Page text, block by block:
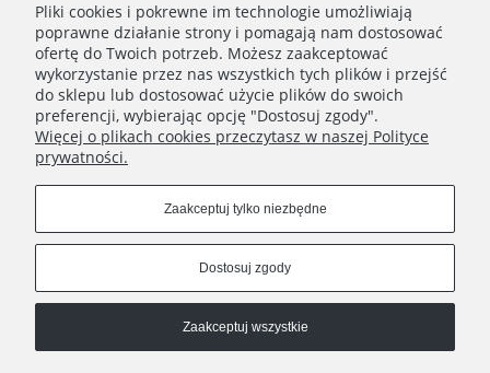
WAŻNE INFORMACJE
POLECANE STRONY
Pliki cookies i pokrewne im technologie umożliwiają
poprawne działanie strony i pomagają nam dostosować
ofertę do Twoich potrzeb. Możesz zaakceptować
wykorzystanie przez nas wszystkich tych plików i przejść
do sklepu lub dostosować użycie plików do swoich
preferencji, wybierając opcję "Dostosuj zgody".
Więcej o plikach cookies przeczytasz w naszej Polityce
prywatności.
Zaakceptuj tylko niezbędne
Dostosuj zgody
Zaakceptuj wszystkie